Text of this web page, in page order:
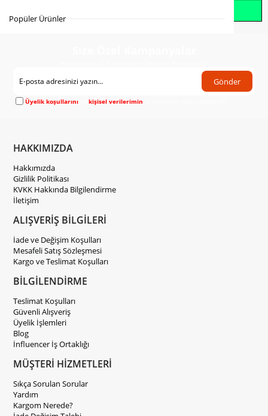
Gönder
Üyelik koşullarını vekişisel verilerimin
HAKKIMIZDA
Hakkımızda
Gizlilik Politikası
KVKK Hakkında Bilgilendirme
İletişim
ALIŞVERİŞ BİLGİLERİ
İade ve Değişim Koşulları
Mesafeli Satış Sözleşmesi
Kargo ve Teslimat Koşulları
BİLGİLENDİRME
Teslimat Koşulları
Güvenli Alışveriş
Üyelik İşlemleri
Blog
İnfluencer İş Ortaklığı
MÜŞTERİ HİZMETLERİ
Sıkça Sorulan Sorular
Yardım
Kargom Nerede?
Popüler Ürünler